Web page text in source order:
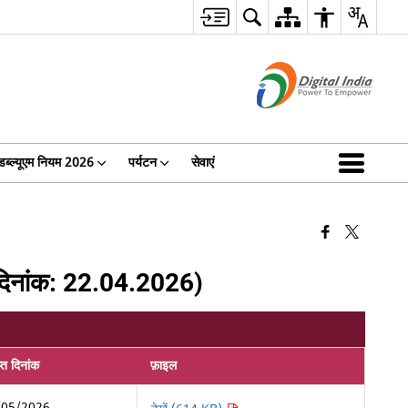
नियम 2026 पर्यटन सेवाएं
दिनांक: 22.04.2026)
दिनांक फ़ाइल